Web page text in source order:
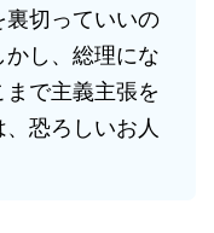
裏切っていいの
し、総理にな
まで主義主張を
恐ろしいお人